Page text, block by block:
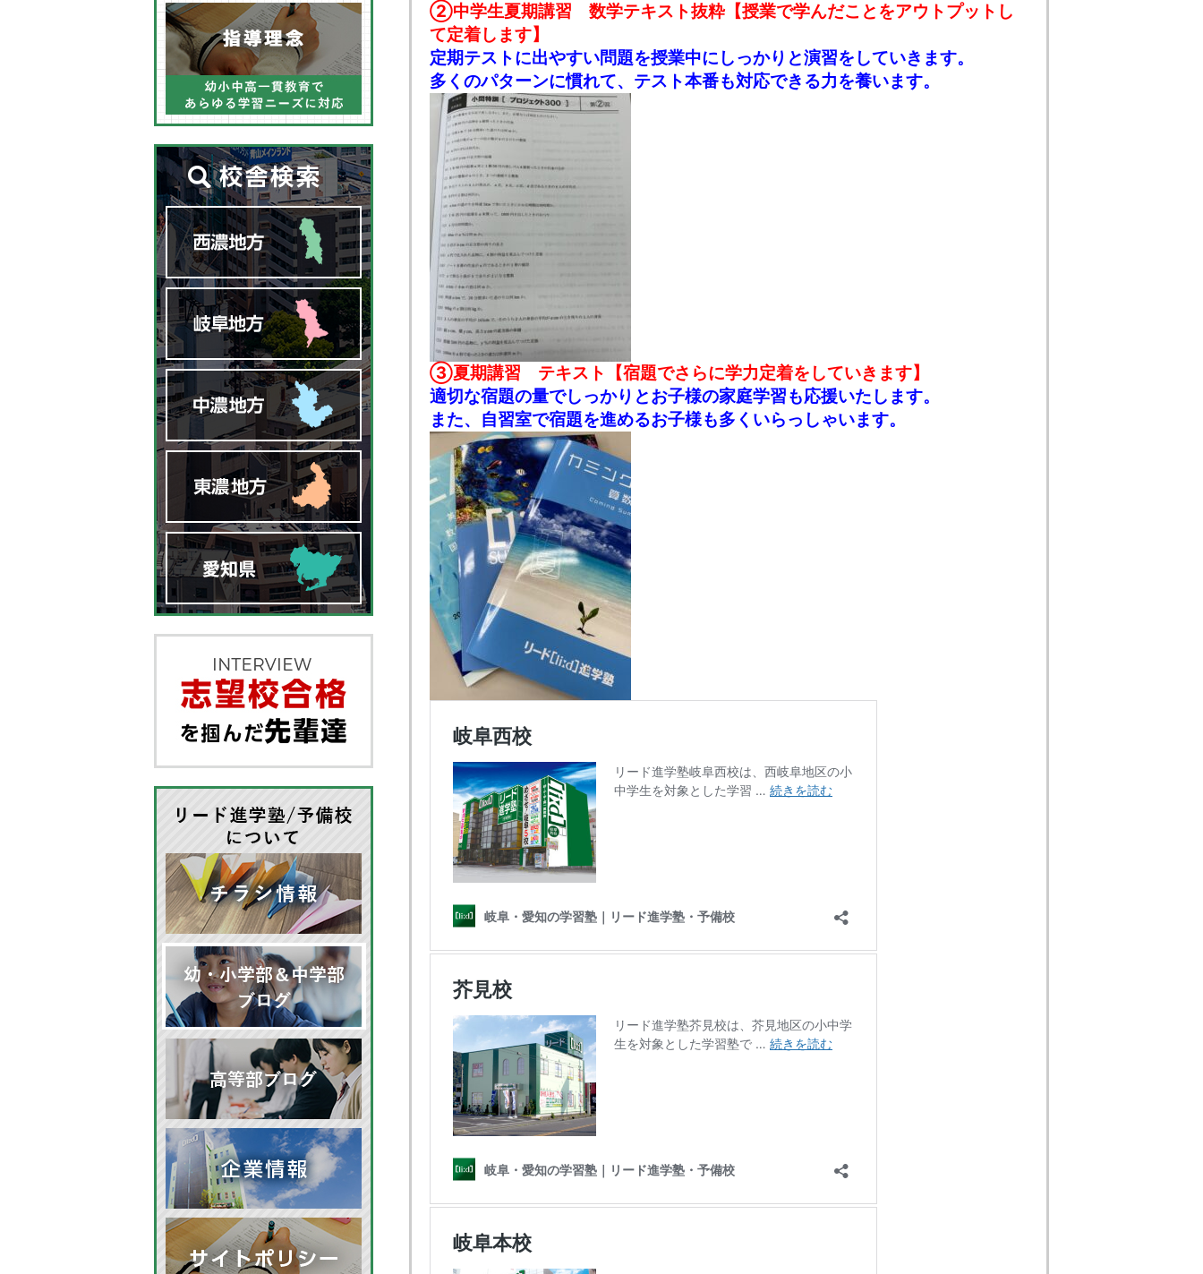
②中学生夏期講習 数学テキスト抜粋【授業で学んだことをアウトプットし
て定着します】
定期テストに出やすい問題を授業中にしっかりと演習をしていきます。
多くのパターンに慣れて、テスト本番も対応できる力を養います。
③夏期講習 テキスト【宿題でさらに学力定着をしていきます】
適切な宿題の量でしっかりとお子様の家庭学習も応援いたします。
また、自習室で宿題を進めるお子様も多くいらっしゃいます。